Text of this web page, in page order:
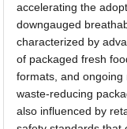
accelerating the
downgauged
characterized by
of packaged fresh
formats, and
waste-reducing
also influenced by